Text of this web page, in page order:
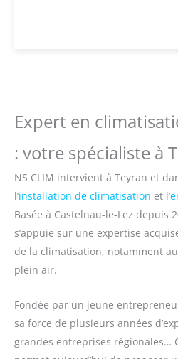
Expert en
: votre spécialiste à
NS CLIM intervient à Teyran et
l’installation de climatisation et l’
Basée à Castelnau-le-Lez depuis
s’appuie sur une expertise
de la climatisation, notamment
plein air.
Fondée par un jeune
sa force de plusieurs années
grandes entreprises régionales…